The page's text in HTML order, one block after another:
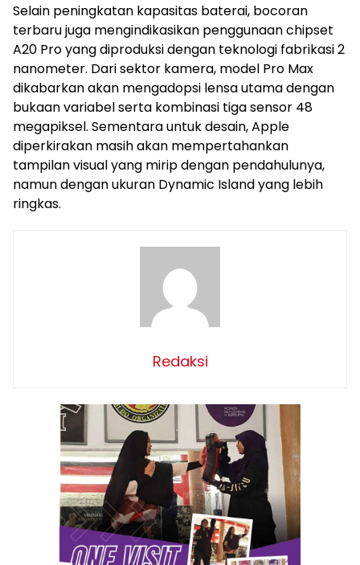
Selain peningkatan kapasitas baterai, bocoran
terbaru juga mengindikasikan penggunaan chipset
A20 Pro yang diproduksi dengan teknologi fabrikasi 2
nanometer. Dari sektor kamera, model Pro Max
dikabarkan akan mengadopsi lensa utama dengan
bukaan variabel serta kombinasi tiga sensor 48
megapiksel. Sementara untuk desain, Apple
diperkirakan masih akan mempertahankan
tampilan visual yang mirip dengan pendahulunya,
namun dengan ukuran Dynamic Island yang lebih
ringkas.
Redaksi